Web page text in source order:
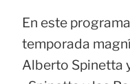
En este
temporada
Alberto Spinetta